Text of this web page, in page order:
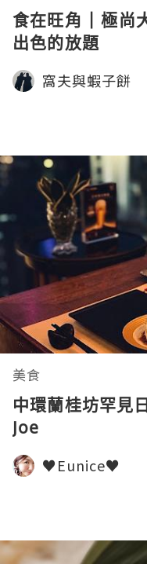
食在旺角 | 極尚
出色的放題
窩夫與蝦子餅
美食
中環蘭桂坊罕見
Joe
♥Eunice♥